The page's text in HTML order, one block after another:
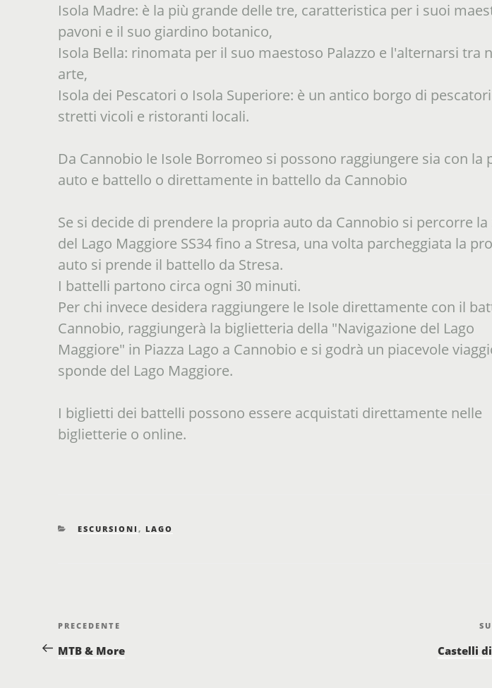
Isola Madre: è la più grande delle tre, caratteristica per i suoi
pavoni e il suo giardino botanico,
Isola Bella: rinomata per il suo maestoso Palazzo e l'alternarsi tra
arte,
Isola dei Pescatori o Isola Superiore: è un antico borgo di
stretti vicoli e ristoranti locali.
Da Cannobio le Isole Borromeo si possono raggiungere sia con la
auto e battello o direttamente in battello da Cannobio
Se si decide di prendere la propria auto da Cannobio si percorre la
del Lago Maggiore SS34 fino a Stresa, una volta parcheggiata la
auto si prende il battello da Stresa.
I battelli partono circa ogni 30 minuti.
Per chi invece desidera raggiungere le Isole direttamente con il
Cannobio, raggiungerà la biglietteria della "Navigazione del Lago
Maggiore" in Piazza Lago a Cannobio e si godrà un piacevole
sponde del Lago Maggiore.
I biglietti dei battelli possono essere acquistati direttamente nelle
biglietterie o online.
CATEGORIE
ESCURSIONI , LAGO
Navigazione articoli
Post
precedente
PRECEDENTE
MTB & More Castelli